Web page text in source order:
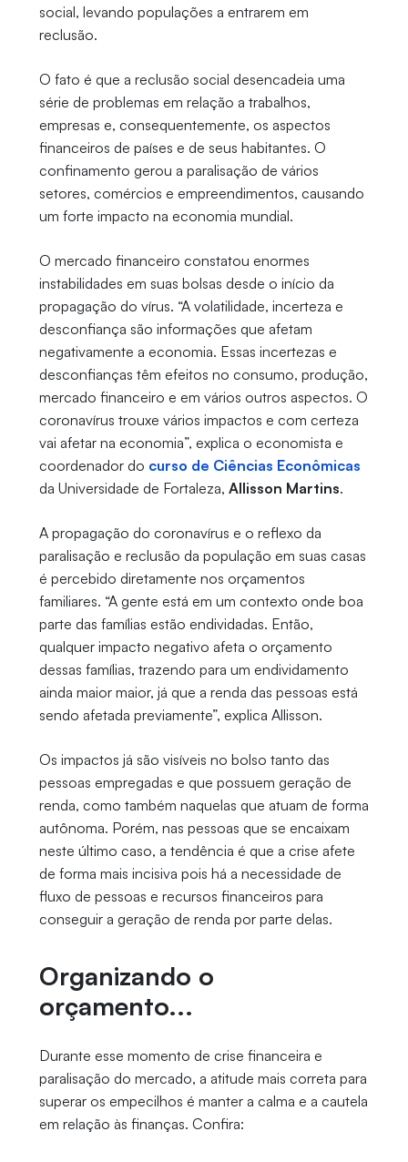
social, levando populações a entrarem em
reclusão.
O fato é que a reclusão social desencadeia uma
série de problemas em relação a trabalhos,
empresas e, consequentemente, os aspectos
financeiros de países e de seus habitantes. O
confinamento gerou a paralisação de vários
setores, comércios e empreendimentos, causando
um forte impacto na economia mundial.
O mercado financeiro constatou enormes
instabilidades em suas bolsas desde o início da
propagação do vírus. “A volatilidade, incerteza e
desconfiança são informações que afetam
negativamente a economia. Essas incertezas e
desconfianças têm efeitos no consumo, produção,
mercado financeiro e em vários outros aspectos. O
coronavírus trouxe vários impactos e com certeza
vai afetar na economia”, explica o economista e
coordenador do curso de Ciências Econômicas
da Universidade de Fortaleza, Allisson Martins.
A propagação do coronavírus e o reflexo da
paralisação e reclusão da população em suas casas
é percebido diretamente nos orçamentos
familiares. “A gente está em um contexto onde boa
parte das famílias estão endividadas. Então,
qualquer impacto negativo afeta o orçamento
dessas famílias, trazendo para um endividamento
ainda maior maior, já que a renda das pessoas está
sendo afetada previamente”, explica Allisson.
Os impactos já são visíveis no bolso tanto das
pessoas empregadas e que possuem geração de
renda, como também naquelas que atuam de forma
autônoma. Porém, nas pessoas que se encaixam
neste último caso, a tendência é que a crise afete
de forma mais incisiva pois há a necessidade de
fluxo de pessoas e recursos financeiros para
conseguir a geração de renda por parte delas.
Organizando o
orçamento...
Durante esse momento de crise financeira e
paralisação do mercado, a atitude mais correta para
superar os empecilhos é manter a calma e a cautela
em relação às finanças. Confira: